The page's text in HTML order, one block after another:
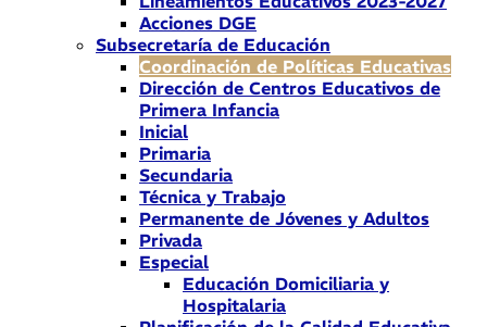
Acciones DGE
Subsecretaría de Educación
Coordinación de Políticas Educativas
Dirección de Centros Educativos de
Primera Infancia
Inicial
Primaria
Secundaria
Técnica y Trabajo
Permanente de Jóvenes y Adultos
Privada
Especial
Educación Domiciliaria y
Hospitalaria